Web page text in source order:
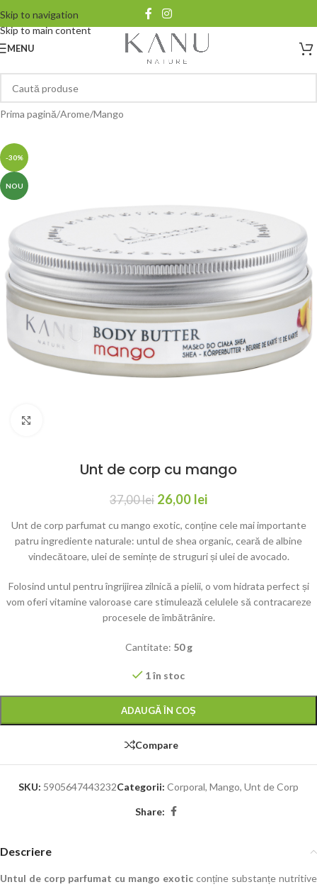
Skip to navigation
Skip to main content
MENU
Prima pagină/Arome/Mango
-30%
NOU
Unt de corp cu mango
37,00lei 26,00 lei
Unt de corp parfumat cu mango exotic, conține cele mai importante
patru ingrediente naturale: untul de shea organic, ceară de albine
vindecătoare, ulei de semințe de struguri și ulei de avocado.
Folosind untul pentru îngrijirea zilnică a pielii, o vom hidrata perfect și
vom oferi vitamine valoroase care stimulează celulele să contracareze
procesele de îmbătrânire.
Cantitate: 50 g
1 în stoc
ADAUGĂ ÎN COȘ
Compare
SKU: 5905647443232Categorii: Corporal, Mango, Unt de Corp
Share:
Descriere
Untul de corp parfumat cu mango exotic conține substanțe nutritive